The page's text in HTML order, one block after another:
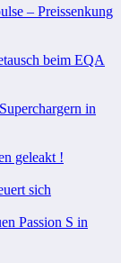
– Preissenkung
beim EQA
in
geleakt !
sich
Passion S in